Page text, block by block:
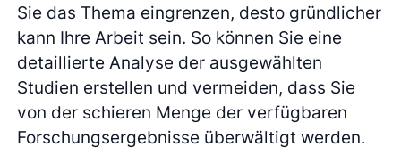
Sie das Thema eingrenzen, desto gründlicher
kann Ihre Arbeit sein. So können Sie eine
detaillierte Analyse der ausgewählten
Studien erstellen und vermeiden, dass Sie
von der schieren Menge der verfügbaren
Forschungsergebnisse überwältigt werden.